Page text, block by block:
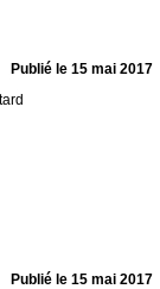
Publié le 15 mai 2017
Publié le 15 mai 2017